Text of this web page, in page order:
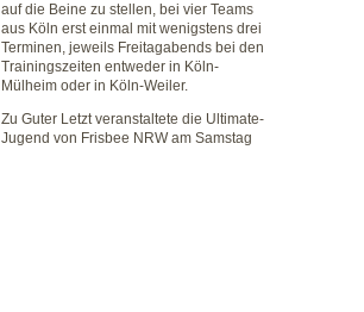
auf die Beine zu stellen, bei vier Teams
aus Köln erst einmal mit wenigstens drei
Terminen, jeweils Freitagabends bei den
Trainingszeiten entweder in Köln-
Mülheim oder in Köln-Weiler.
Zu Guter Letzt veranstaltete die Ultimate-
Jugend von Frisbee NRW am Samstag